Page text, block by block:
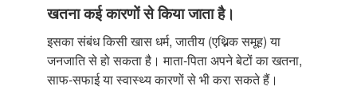
खतना कई कारणों से किया जाता है।
इसका संबंध किसी खास धर्म, जातीय (एथ्निक समूह) या
जनजाति से हो सकता है। माता-पिता अपने बेटों का खतना,
साफ-सफाई या स्वास्थ्य कारणों से भी करा सकते हैं।